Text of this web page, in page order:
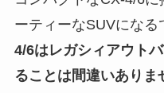
ーティーなSUVになる
4/6はレガシィアウト
ることは間違いありま